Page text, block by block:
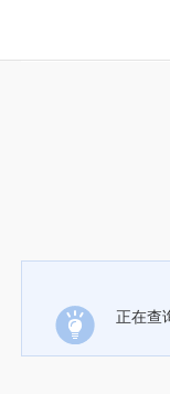
正在查